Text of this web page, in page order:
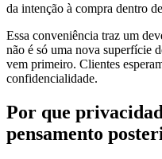
da intenção à compra dentro
Essa conveniência traz um
não é só uma nova superfície
vem primeiro. Clientes
confidencialidade.
Por que
pensamento